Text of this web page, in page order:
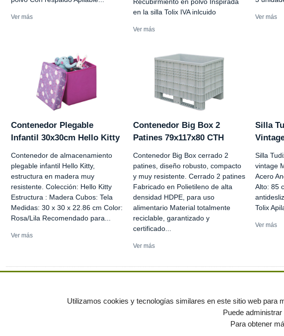
Ver más
en la silla Tolix IVA inlcuido
Ver más
Ver más
Contenedor Plegable
Infantil 30x30cm Hello Kitty
Contenedor de almacenamiento
plegable infantil Hello Kitty,
estructura en madera muy
resistente. Colección: Hello Kitty
Estructura : Madera Cubos: Tela
Medidas: 30 x 30 x 22.86 cm Color:
Rosa/Lila Recomendado para...
Ver más
Contenedor Big Box 2
Patines 79x117x80 CTH
Contenedor Big Box cerrado 2
patines, diseño robusto, compacto
y muy resistente. Cerrado 2 patines
Fabricado en Polietileno de alta
densidad HDPE, para uso
alimentario Material totalmente
reciclable, garantizado y
certificado...
Ver más
Silla
Silla
vintage
Acero
Alto: 85
Tolix
Ver más
© residuos.com - Todos los derechos reservados- Política de
Utilizamos cookies y tecnologías similares en este sitio web para
Puede
Para obtener